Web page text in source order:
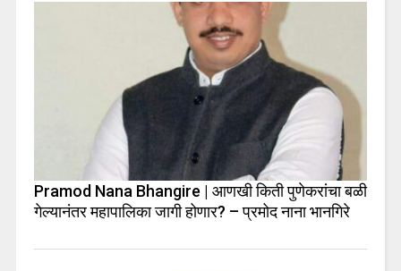
Pramod Nana Bhangire | आणखी किती पुणेकरांचा बळी
गेल्यानंतर महापालिका जागी होणार? – प्रमोद नाना भानगिरे